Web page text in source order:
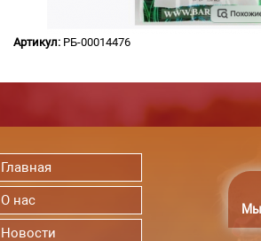
Артикул:РБ-00014476
Главная
О нас
Новости
Мы